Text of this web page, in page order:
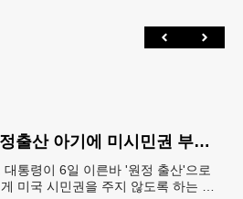
트럼프, '원정출산 아기에 미시민권 부여 금지' 행정명령 서명
대통령이 6일 이른바 '원정 출산'으로
미국 시민권을 주지 않도록 하는 행